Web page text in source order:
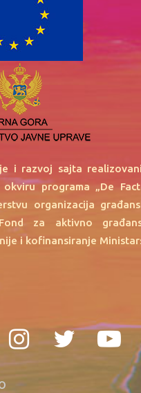
i razvoj sajta
programa „De
organizacija
za aktivno
i kofinansiranje